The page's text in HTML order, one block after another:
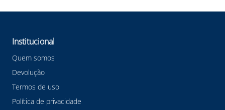
Institucional
Quem somos
Devolução
Termos de uso
Política de privacidade